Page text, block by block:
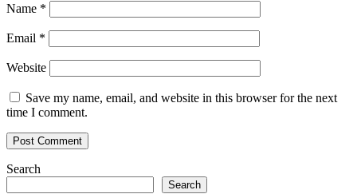
Name *
Email *
Website
Save my name, email, and website in this browser for the next
time I comment.
Search
Search